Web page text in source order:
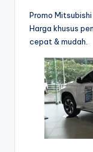
Promo
Harga khusus
cepat & mudah.